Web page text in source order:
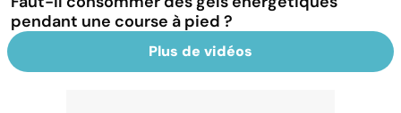
pendant une course à pied ?
Plus de vidéos